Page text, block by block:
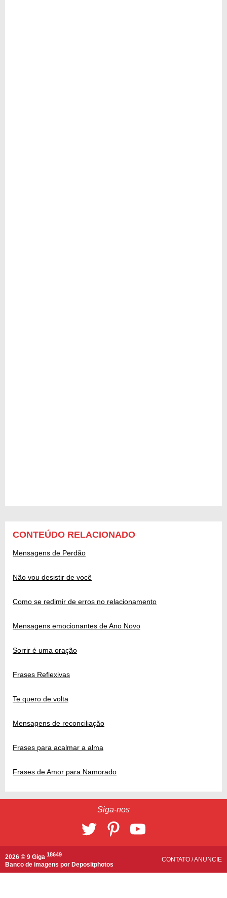
CONTEÚDO RELACIONADO
Mensagens de Perdão
Não vou desistir de você
Como se redimir de erros no relacionamento
Mensagens emocionantes de Ano Novo
Sorrir é uma oração
Frases Reflexivas
Te quero de volta
Mensagens de reconciliação
Frases para acalmar a alma
Frases de Amor para Namorado
Siga-nos
2026 © 9 Giga 18649
Banco de imagens por Depositphotos
CONTATO /ANUNCIE